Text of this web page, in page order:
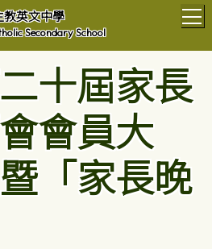
教英文中學
Secondary School
二十屆家長
會員大
「家長晚